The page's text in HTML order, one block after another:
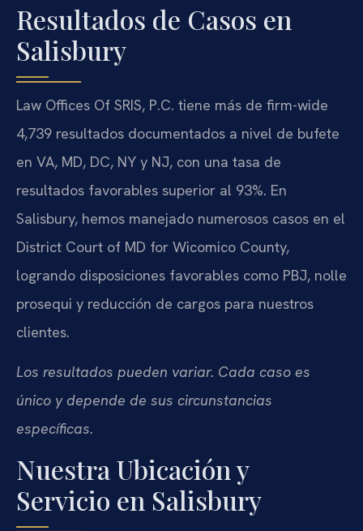
Resultados de Casos en
Salisbury
Law Offices Of SRIS, P.C. tiene más de firm-wide
4,739 resultados documentados a nivel de bufete
en VA, MD, DC, NY y NJ, con una tasa de
resultados favorables superior al 93%. En
Salisbury, hemos manejado numerosos casos en el
District Court of MD for Wicomico County,
logrando disposiciones favorables como PBJ, nolle
prosequi y reducción de cargos para nuestros
clientes.
Los resultados pueden variar. Cada caso es
único y depende de sus circunstancias
específicas.
Nuestra Ubicación y
Servicio en Salisbury